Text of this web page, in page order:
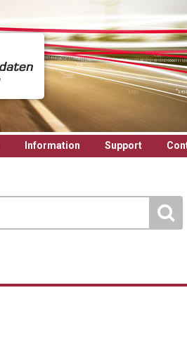
Information Support